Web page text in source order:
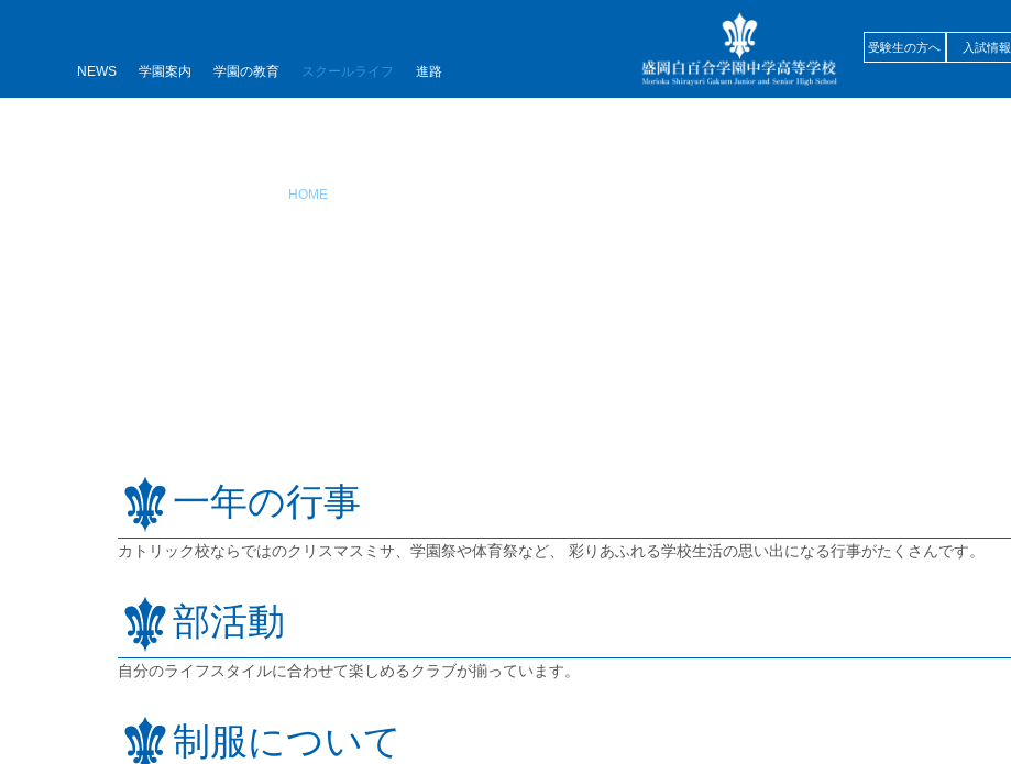
NEWS 学園案内 学園の教育 スクールライフ 進路
受験生の方へ 入試情報
HOME
一年の行事
カトリック校ならではのクリスマスミサ、学園祭や体育祭など、 彩りあふれる学校生活の思い出になる行事がたくさんです。
部活動
自分のライフスタイルに合わせて楽しめるクラブが揃っています。
制服について